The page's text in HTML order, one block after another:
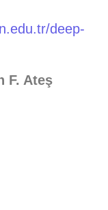
deep-
F. Ateş